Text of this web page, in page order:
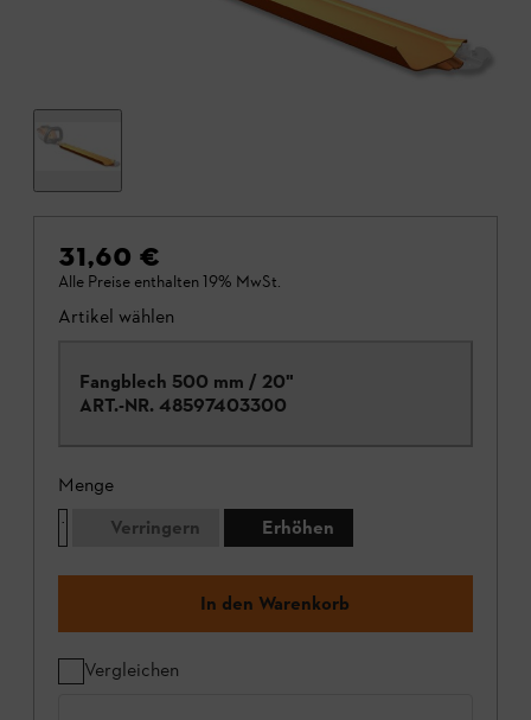
31,60 €
Alle Preise enthalten 19% MwSt.
Artikel wählen
Fangblech 500 mm / 20"
ART.-NR. 48597403300
Menge
Verringern
Erhöhen
In den Warenkorb
Vergleichen